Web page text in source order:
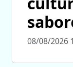
08/08/2026